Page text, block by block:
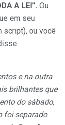
A LEI”. Ou
em seu
script), ou você
e na outra
brilhantes que
do sábado,
foi separado